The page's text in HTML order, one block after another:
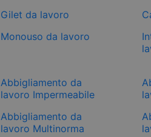
Gilet da lavoro
Monouso da lavoro
Abbigliamento da
lavoro Impermeabile
Abbigliamento da
lavoro Multinorma